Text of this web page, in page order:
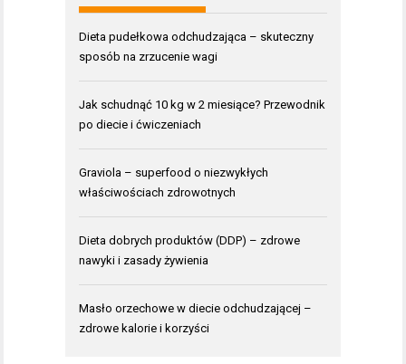
Dieta pudełkowa odchudzająca – skuteczny
sposób na zrzucenie wagi
Jak schudnąć 10 kg w 2 miesiące? Przewodnik
po diecie i ćwiczeniach
Graviola – superfood o niezwykłych
właściwościach zdrowotnych
Dieta dobrych produktów (DDP) – zdrowe
nawyki i zasady żywienia
Masło orzechowe w diecie odchudzającej –
zdrowe kalorie i korzyści